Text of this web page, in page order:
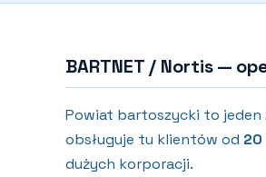
BARTNET / Nortis —
Powiat bartoszycki to jeden
obsługuje tu klientów od 20
dużych korporacji.